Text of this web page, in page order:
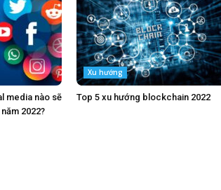
media nào sẽ
2022?
Xu hướng
Top 5 xu hướng blockchain 2022